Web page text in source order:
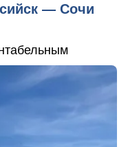
— Сочи